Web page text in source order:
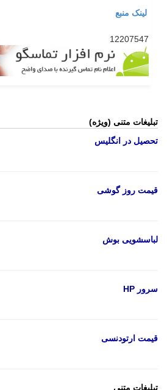
لینک منبع
12207547
تبلیغات متنی (ویژه)
تحصیل در انگلیس
قیمت روز گوشی
لباسشویی بوش
سرور HP
قیمت ارتودنسی
تبلیغات متنی